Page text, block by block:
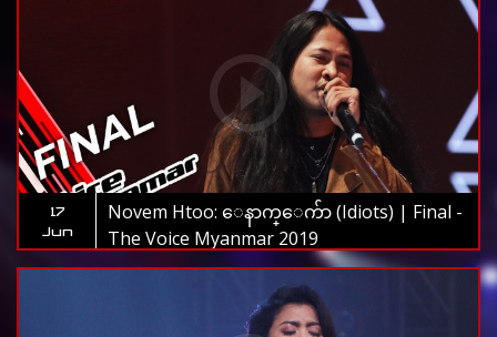
17
Jun
Novem Htoo: ေနာက္ေက်ာ (Idiots) | Final -
The Voice Myanmar 2019